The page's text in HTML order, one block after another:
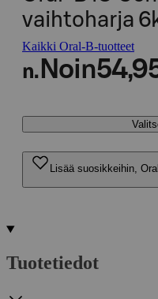
vaihtoharja
Kaikki Oral-B-tuotteet
n. Noin
Lisää suosikkeihin,
Tuotetiedot